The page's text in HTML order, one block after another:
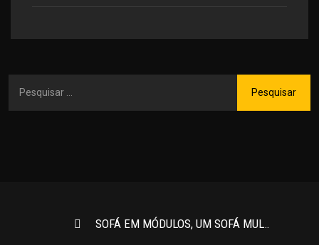
SOFÁ EM MÓDULOS, UM SOFÁ MULTIFUNCIONAL PARA DAR UM CHARME MAIOR NA DECORAÇÃO DE AMBIENTES